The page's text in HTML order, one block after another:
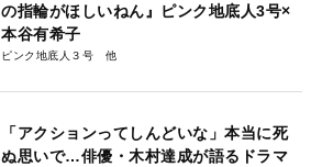
の指輪がほしいねん』ピンク地底人3号×
本谷有希子
ピンク地底人３号
「アクションってしんどいな」本当に死
ぬ思いで…俳優・木村達成が語るドラマ